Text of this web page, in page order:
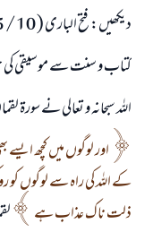
ديكھيں: فتح البارى ( 10 / 55 ).
كتاب و سنت سے موسيقى
اللہ سبحانہ و تعالى نے سورۃ
اور لوگوں ميں كچھ ايسے
كے اللہ كى راہ سے لوگوں
ذلت ناك عذاب ہے